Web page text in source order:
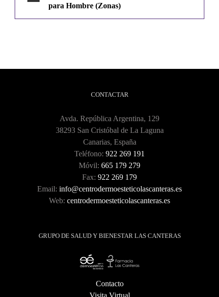
para Hombre (Zonas)
CONTACTAR
Avda. República Argentina, 129
38293 San Cristóbal de La Laguna
Canarias, España
Teléfono: 922 269 191
Móvil: 665 179 279
Fax: 922 269 179
Email: info@centrodermoesteticolascanteras.es
Web: centrodermoesteticolascanteras.es
GRUPO DE SALUD Y BIENESTAR LAS CANTERAS
Contacto
Visita Virtual